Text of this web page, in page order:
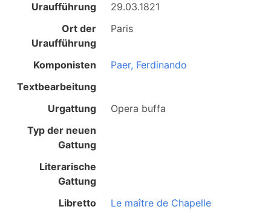
Uraufführung
29.03.1821
Ort der
Uraufführung
Paris
Komponisten
Paer, Ferdinando
Textbearbeitung
Urgattung
Opera buffa
Typ der neuen
Gattung
Literarische
Gattung
Libretto
Le maître de Chapelle